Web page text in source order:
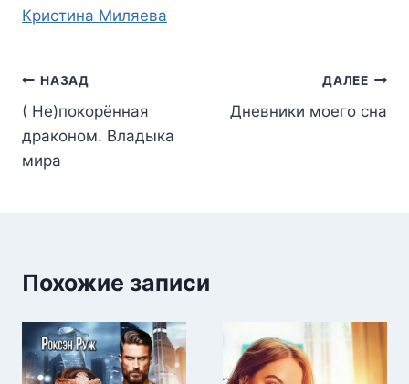
Метки
Кристина Миляева
Навигация
по
записям
НАЗАД
( Не)покорённая
драконом. Владыка
мира
ДАЛЕЕ
Дневники моего сна
Похожие записи